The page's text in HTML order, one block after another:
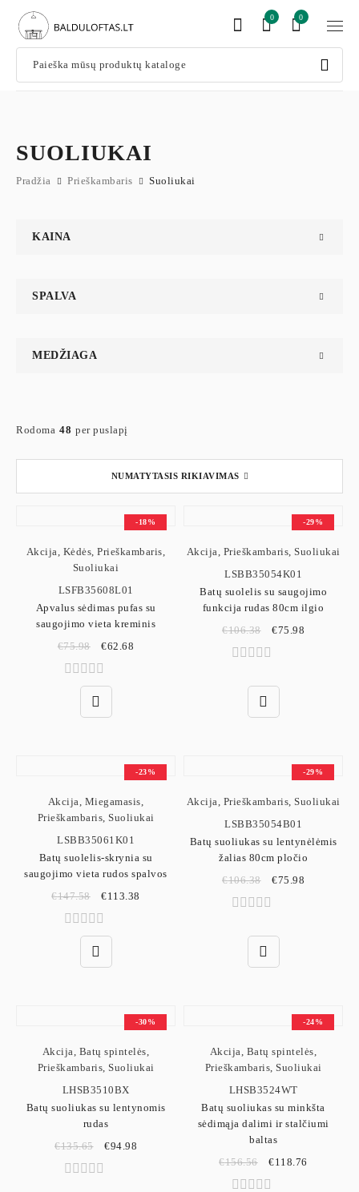
0
0
Pradžia Prieškambaris Suoliukai
SUOLIUKAI
KAINA
SPALVA
MEDŽIAGA
NUMATYTASIS RIKIAVIMAS
Rodoma 48 per puslapį
-18%
Akcija, Kėdės,Prieškambaris,
Suoliukai
LSFB35608L01
Apvalus sėdimas pufas su
saugojimo vieta kreminis
€75.98 €62.68
-29%
Akcija, Prieškambaris, Suoliukai
LSBB35054K01
Batų suolelis su saugojimo
funkcija rudas 80cm ilgio
€106.38 €75.98
-23%
Akcija, Miegamasis,
Prieškambaris, Suoliukai
LSBB35061K01
Batų suolelis-skrynia su
saugojimo vieta rudos spalvos
€147.58 €113.38
-29%
Akcija, Prieškambaris, Suoliukai
LSBB35054B01
Batų suoliukas su lentynėlėmis
žalias 80cm pločio
€106.38 €75.98
-30%
Akcija, Batų spintelės,
Prieškambaris, Suoliukai
LHSB3510BX
Batų suoliukas su lentynomis
rudas
€135.65 €94.98
-24%
Akcija, Batų spintelės,
Prieškambaris, Suoliukai
LHSB3524WT
Batų suoliukas su minkšta
sėdimąja dalimi ir stalčiumi
baltas
€156.56 €118.76